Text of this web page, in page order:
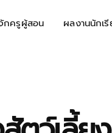
กครูผู้สอน ผลงานนักเ